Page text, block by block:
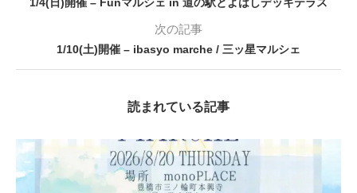
次の記事
1/10(土)開催 – ibasyo marche / 三ッ星マルシェ
読まれている記事